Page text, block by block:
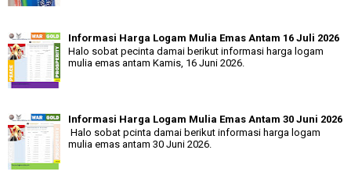
Informasi Harga Logam Mulia Emas Antam 16 Juli 2026
Halo sobat pecinta damai berikut informasi harga logam
mulia emas antam Kamis, 16 Juni 2026.
Informasi Harga Logam Mulia Emas Antam 30 Juni 2026
Halo sobat pcinta damai berikut informasi harga logam
mulia emas antam 30 Juni 2026.